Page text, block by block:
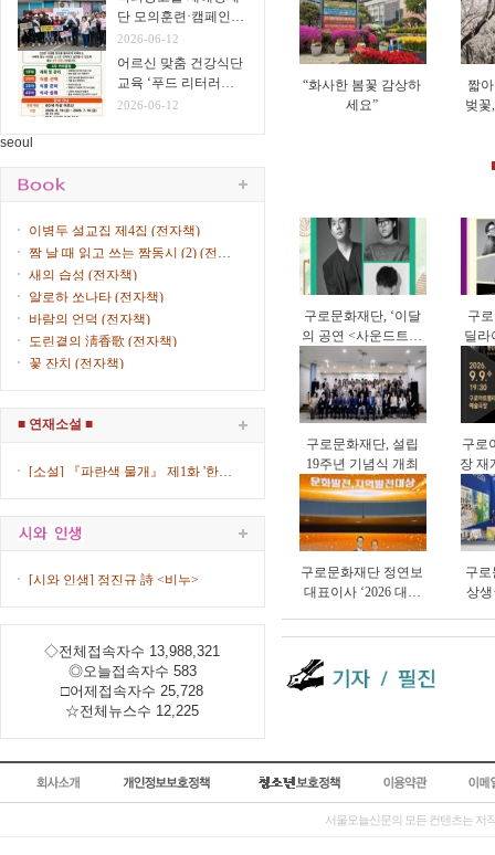
단 모의훈련·캠페인
실시
2026-06-12
어르신 맞춤 건강식단
교육 ‘푸드 리터러시
클래스’ 운영
2026-06-12
seoul
이병두 설교집 제4집 (전자책)
짬 날 때 읽고 쓰는 짬동시 (2) (전자
책)
새의 습성 (전자책)
알로하 쏘나타 (전자책)
바람의 언덕 (전자책)
도린곁의 淸香歌 (전자책)
꽃 잔치 (전자책)
■ 연재소설 ■
[소설] 『파란색 물개』 제1화 '한복
[시와 인생] 정진규 詩 <비누>
◇전체접속자수 13,988,321
◎오늘접속자수 583
□어제접속자수 25,728
☆전체뉴스수 12,225
“화사한 봄꽃 감상하
세요”
짧
벚
구로문화재단, ‘이달
의 공연 <사운드트립
>’ 9월 공연 개최
구
딜라
리
구로문화재단, 설립
19주년 기념식 개최
구로
장 재
한국
구로문화재단 정연보
대표이사 ‘2026 대한
구로
상
서울오늘신문의 모든 컨텐츠는 저